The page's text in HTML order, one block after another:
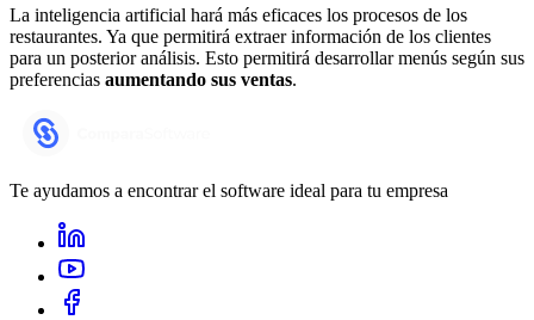
La inteligencia artificial hará más eficaces los procesos de los
restaurantes. Ya que permitirá extraer información de los clientes
para un posterior análisis. Esto permitirá desarrollar menús según sus
preferencias aumentando sus ventas.
Te ayudamos a encontrar el software ideal para tu empresa